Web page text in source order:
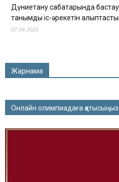
Дүниетану сабақтарында
танымдық іс-әрекетін
07.04.2025
Жарнама
Онлайн олимпиадаға қатысыңыз